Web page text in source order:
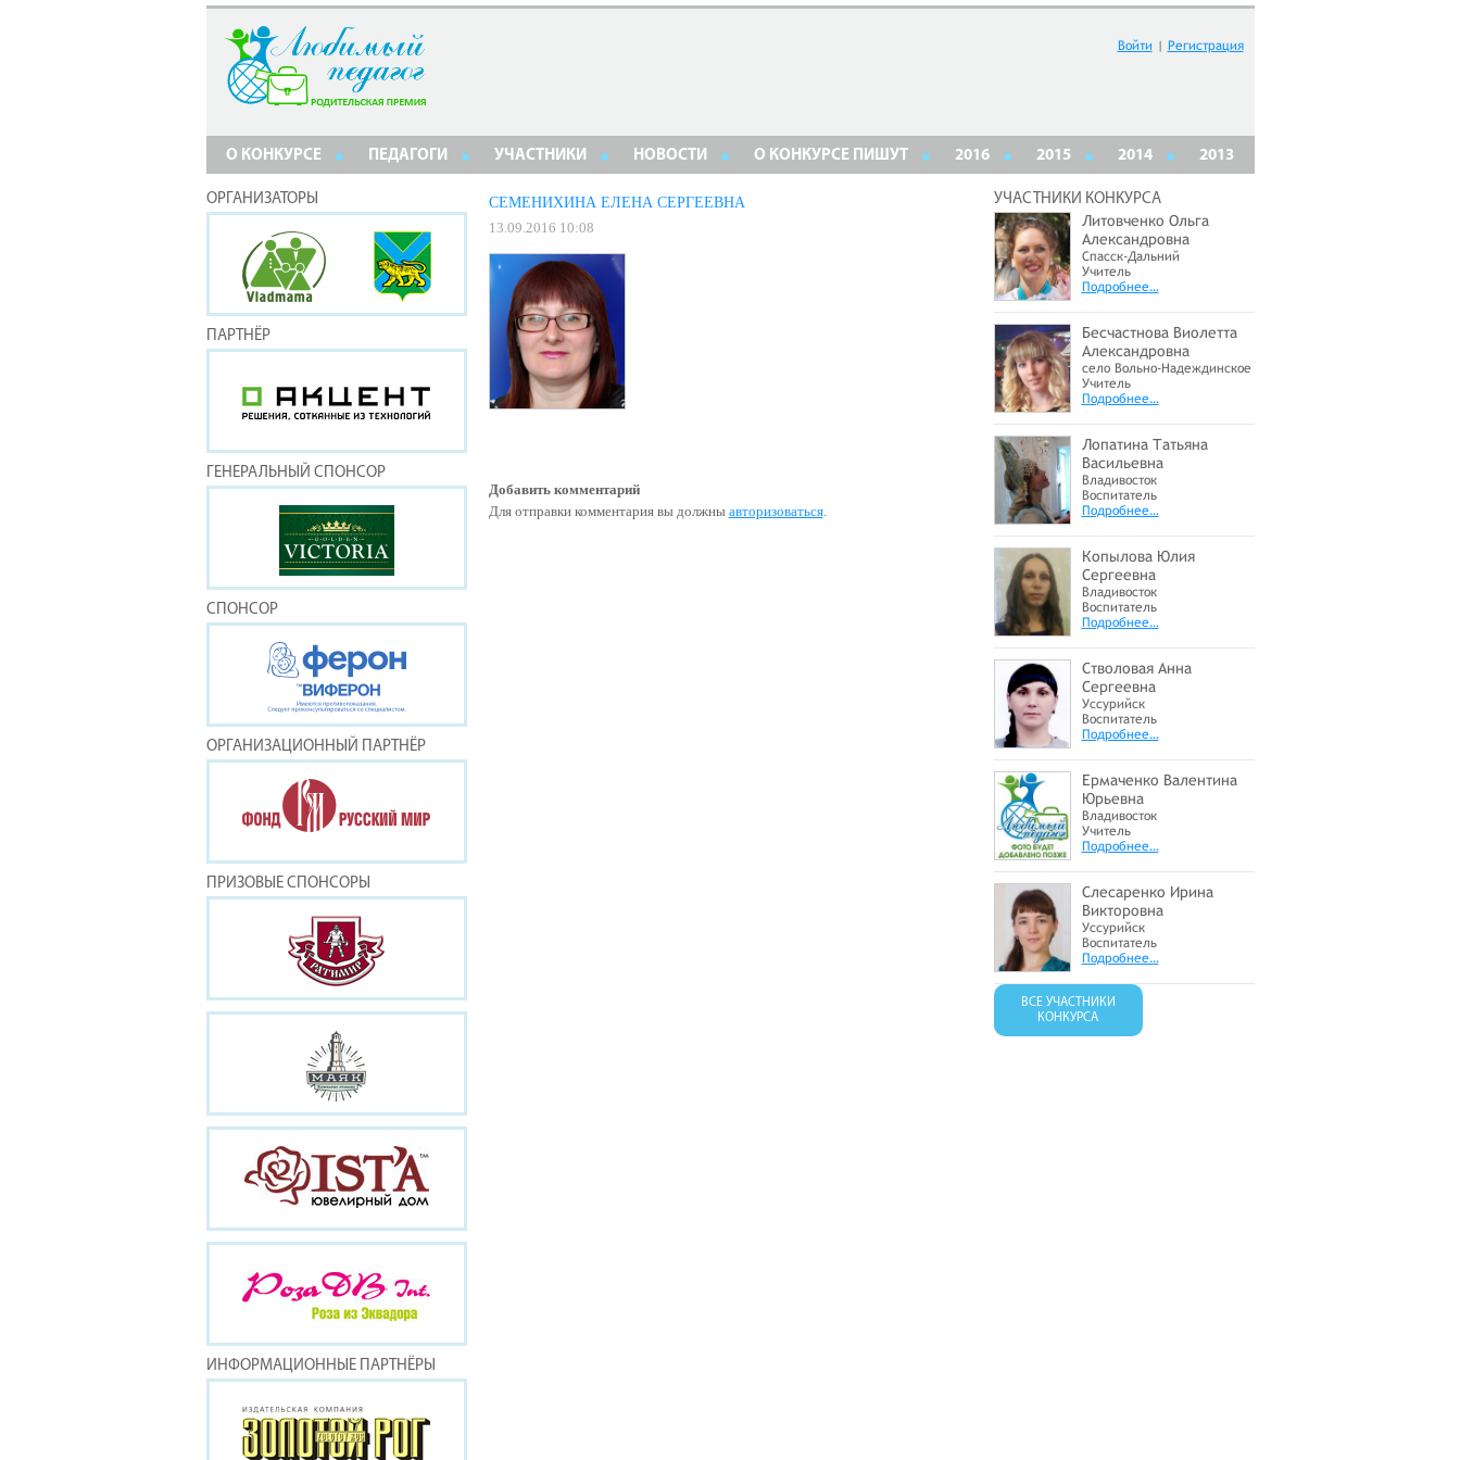
Войти | Регистрация
О КОНКУРСЕ ПЕДАГОГИ УЧАСТНИКИ НОВОСТИ О КОНКУРСЕ ПИШУТ 2016 2015 2014 2013
ОРГАНИЗАТОРЫ
ПАРТНЁР
ГЕНЕРАЛЬНЫЙ СПОНСОР
СПОНСОР
ОРГАНИЗАЦИОННЫЙ ПАРТНЁР
ПРИЗОВЫЕ СПОНСОРЫ
ИНФОРМАЦИОННЫЕ ПАРТНЁРЫ
СЕМЕНИХИНА ЕЛЕНА СЕРГЕЕВНА
13.09.2016 10:08
Добавить комментарий
Для отправки комментария вы должны авторизоваться.
УЧАСТНИКИ КОНКУРСА
Литовченко Ольга
Александровна
Спасск-Дальний
Учитель
Подробнее…
Бесчастнова Виолетта
Александровна
село Вольно-Надеждинское
Учитель
Подробнее…
Лопатина Татьяна
Васильевна
Владивосток
Воспитатель
Подробнее…
Копылова Юлия
Сергеевна
Владивосток
Воспитатель
Подробнее…
Стволовая Анна
Сергеевна
Уссурийск
Воспитатель
Подробнее…
Ермаченко Валентина
Юрьевна
Владивосток
Учитель
Подробнее…
Слесаренко Ирина
Викторовна
Уссурийск
Воспитатель
Подробнее…
ВСЕ УЧАСТНИКИ
КОНКУРСА